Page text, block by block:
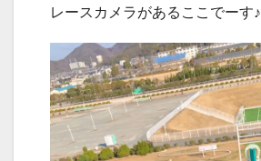
レースカメラがあるここでーす♪